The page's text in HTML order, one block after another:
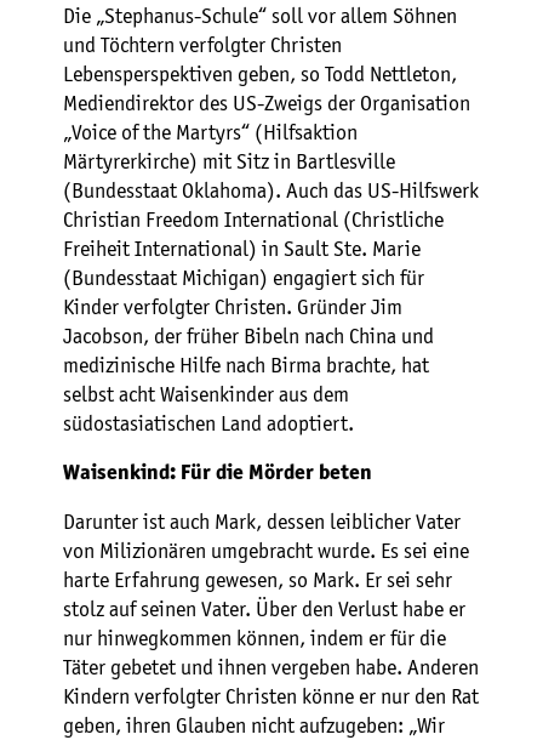
Die „Stephanus-Schule“ soll vor allem Söhnen
und Töchtern verfolgter Christen
Lebensperspektiven geben, so Todd Nettleton,
Mediendirektor des US-Zweigs der Organisation
„Voice of the Martyrs“ (Hilfsaktion
Märtyrerkirche) mit Sitz in Bartlesville
(Bundesstaat Oklahoma). Auch das US-Hilfswerk
Christian Freedom International (Christliche
Freiheit International) in Sault Ste. Marie
(Bundesstaat Michigan) engagiert sich für
Kinder verfolgter Christen. Gründer Jim
Jacobson, der früher Bibeln nach China und
medizinische Hilfe nach Birma brachte, hat
selbst acht Waisenkinder aus dem
südostasiatischen Land adoptiert.
Waisenkind: Für die Mörder beten
Darunter ist auch Mark, dessen leiblicher Vater
von Milizionären umgebracht wurde. Es sei eine
harte Erfahrung gewesen, so Mark. Er sei sehr
stolz auf seinen Vater. Über den Verlust habe er
nur hinwegkommen können, indem er für die
Täter gebetet und ihnen vergeben habe. Anderen
Kindern verfolgter Christen könne er nur den Rat
geben, ihren Glauben nicht aufzugeben: „Wir